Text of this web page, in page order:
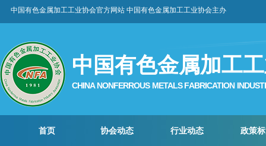
中国有色金属加工工业协会官方网站 中国有色金属加工工业协会主办
中国有色金属加工
CHINA NONFERROUS METALS FABRICATION
首页 协会动态 行业动态 政策